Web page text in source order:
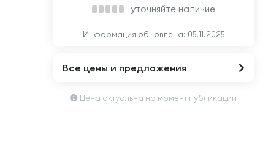
уточняйте наличие
Информация обновлена: 05.11.2025
Все цены и предложения
Цена актуальна на момент публикации